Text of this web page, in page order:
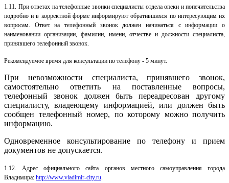
1.11. При ответах на телефонные звонки специалисты отдела опеки и попечительства
подробно и в корректной форме информируют обратившихся по интересующим их
вопросам. Ответ на телефонный звонок должен начинаться с информации о
наименовании организации, фамилии, имени, отчестве и должности специалиста,
принявшего телефонный звонок.
Рекомендуемое время для консультации по телефону - 5 минут.
При невозможности специалиста, принявшего звонок,
самостоятельно ответить на поставленные вопросы,
телефонный звонок должен быть переадресован другому
специалисту, владеющему информацией, или должен быть
сообщен телефонный номер, по которому можно получить
информацию.
Одновременное консультирование по телефону и прием
документов не допускается.
1.12. Адрес официального сайта органов местного самоуправления города
Владимира: http://www.vladimir-city.ru